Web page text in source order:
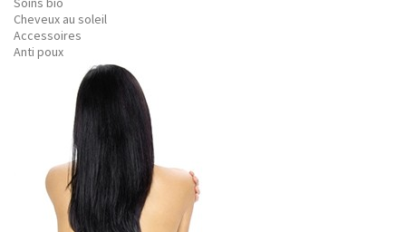
Cheveux au soleil
Accessoires
Anti poux